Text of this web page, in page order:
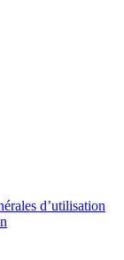
d’utilisation